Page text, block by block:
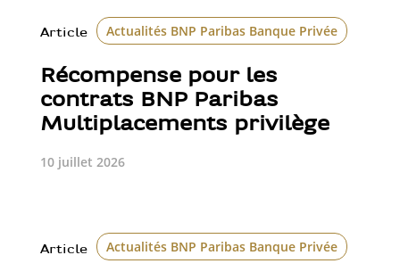
Article Actualités BNP Paribas Banque Privée
Récompense pour les
contrats BNP Paribas
Multiplacements privilège
10 juillet 2026
Article Actualités BNP Paribas Banque Privée